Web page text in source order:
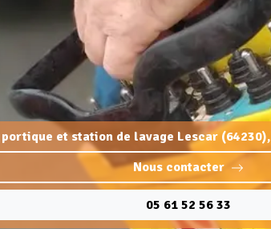
et station de lavage Lescar (64230),
Nous contacter
05 61 52 56 33